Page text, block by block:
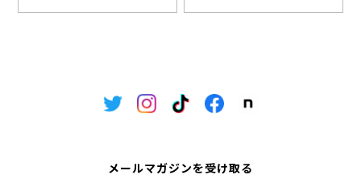
メールマガジンを受け取る